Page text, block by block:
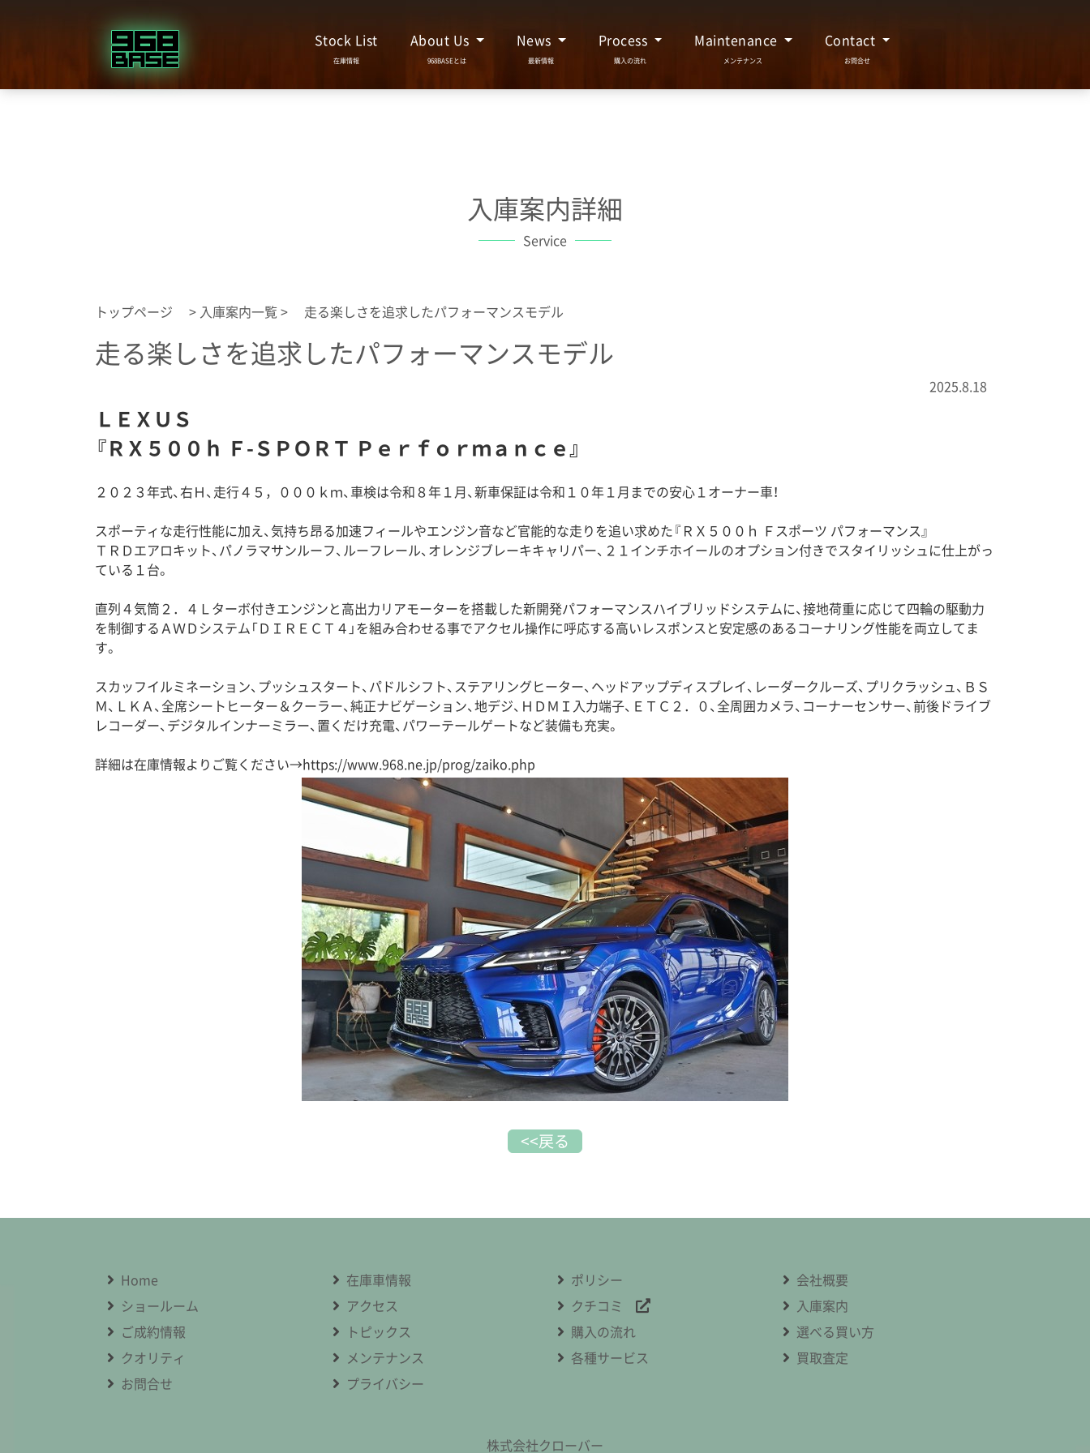
Stock List About Us News Process Maintenance Contact
入庫案内詳細
Service
トップページ > 入庫案内一覧> 走る楽しさを追求したパフォーマンスモデル
走る楽しさを追求したパフォーマンスモデル
2025.8.18
ＬＥＸＵＳ
『ＲＸ５００ｈ Ｆ-ＳＰＯＲＴ Ｐｅｒｆｏｒｍａｎｃｅ』
２０２３年式、右Ｈ、走行４５，０００ｋｍ、車検は令和８年１月、新車保証は令和１０年１月までの安心１オーナー車！
スポーティな走行性能に加え、気持ち昂る加速フィールやエンジン音など官能的な走りを追い求めた『ＲＸ５００ｈ Ｆスポーツ パフォーマンス』
ＴＲＤエアロキット、パノラマサンルーフ、ルーフレール、オレンジブレーキキャリパー、２１インチホイールのオプション付きでスタイリッシュに仕上がっ
ている１台。
直列４気筒２．４Ｌターボ付きエンジンと高出力リアモーターを搭載した新開発パフォーマンスハイブリッドシステムに、接地荷重に応じて四輪の駆動力
を制御するＡＷＤシステム「ＤＩＲＥＣＴ４」を組み合わせる事でアクセル操作に呼応する高いレスポンスと安定感のあるコーナリング性能を両立してま
す。
スカッフイルミネーション、プッシュスタート、パドルシフト、ステアリングヒーター、ヘッドアップディスプレイ、レーダークルーズ、プリクラッシュ、ＢＳ
Ｍ、ＬＫＡ、全席シートヒーター＆クーラー、純正ナビゲーション、地デジ、ＨＤＭＩ入力端子、ＥＴＣ２．０、全周囲カメラ、コーナーセンサー、前後ドライブ
レコーダー、デジタルインナーミラー、置くだけ充電、パワーテールゲートなど装備も充実。
詳細は在庫情報よりご覧ください→https://www.968.ne.jp/prog/zaiko.php
<<戻る
Home 在庫車情報 ポリシー
会社概要
ショールーム
アクセス クチコミ
入庫案内
ご成約情報
トピックス 購入の流れ
選べる買い方
クオリティ
メンテナンス 各種サービス
買取査定
お問合せ
プライバシー
株式会社クローバー